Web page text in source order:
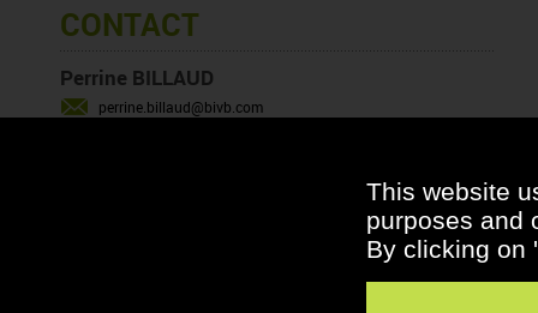
CONTACT
Perrine BILLAUD
perrine.billaud@bivb.com
This website
purposes and
By clicking on